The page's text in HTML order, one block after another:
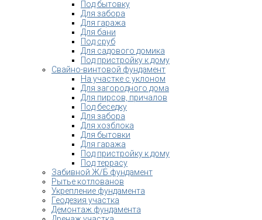
Под бытовку
Для забора
Для гаража
Для бани
Под сруб
Для садового домика
Под пристройку к дому
Свайно-винтовой фундамент
На участке с уклоном
Для загородного дома
Для пирсов, причалов
Под беседку
Для забора
Для хозблока
Для бытовки
Для гаража
Под пристройку к дому
Под террасу
Забивной Ж/Б фундамент
Рытье котлованов
Укрепление фундамента
Геодезия участка
Демонтаж фундамента